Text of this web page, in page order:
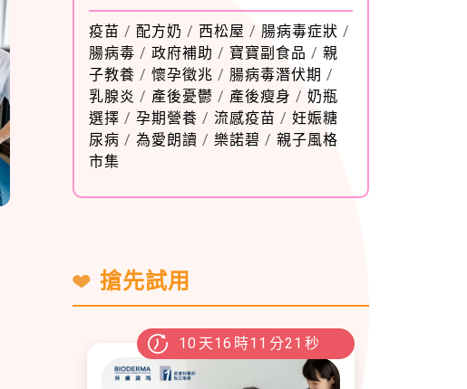
疫苗 / 配方奶 / 西松屋 / 腸病毒症狀 /
腸病毒 / 政府補助 / 寶寶副食品 / 親
子教養 / 懷孕徵兆 / 腸病毒潛伏期 /
乳腺炎 / 產後憂鬱 / 產後瘦身 / 奶瓶
選擇 / 孕期營養 / 流感疫苗 / 妊娠糖
尿病 / 為愛朗讀 / 樂諾碧 / 親子風格
市集
搶先試用
10 天16 時11 分19 秒